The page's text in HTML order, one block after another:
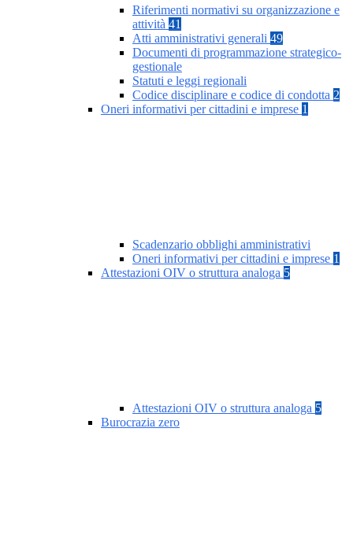
Riferimenti normativi su organizzazione e
attività 41
Atti amministrativi generali 49
Documenti di programmazione strategico-
gestionale
Statuti e leggi regionali
Codice disciplinare e codice di condotta 2
Oneri informativi per cittadini e imprese 1
Scadenzario obblighi amministrativi
Oneri informativi per cittadini e imprese 1
Attestazioni OIV o struttura analoga 5
Attestazioni OIV o struttura analoga 5
Burocrazia zero